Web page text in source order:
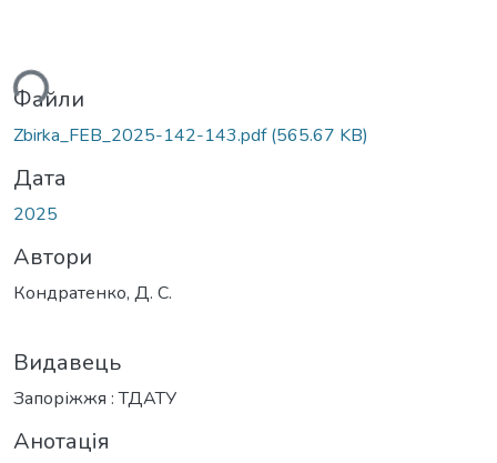
Файли
Zbirka_FEB_2025-142-143.pdf(565.67 KB)
Дата
2025
Автори
Кондратенко, Д. С.
Видавець
Запоріжжя : ТДАТУ
Анотація